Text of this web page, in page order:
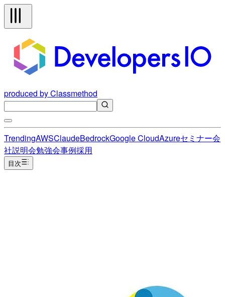
produced by Classmethod
TrendingAWSClaudeBedrockGoogle CloudAzureセミナー会
社説明会勉強会事例採用
目次